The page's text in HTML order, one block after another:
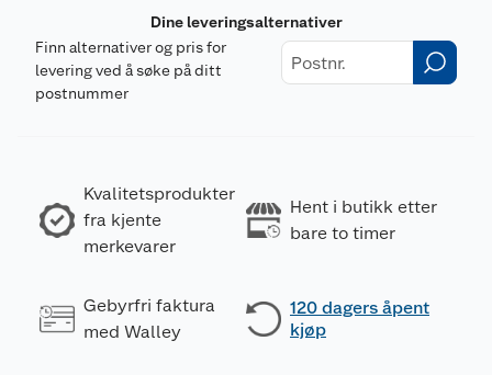
Dine leveringsalternativer
Finn alternativer og pris for
levering ved å søke på ditt
postnummer
Kvalitetsprodukter
fra kjente
merkevarer
Hent i butikk etter
bare to timer
Gebyrfri faktura
med Walley
120 dagers åpent
kjøp